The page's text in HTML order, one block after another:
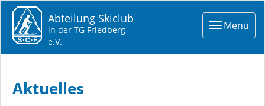
Toggle
Menü
Abteilung Skiclub
in der TG Friedberg
e.V.
Aktuelles